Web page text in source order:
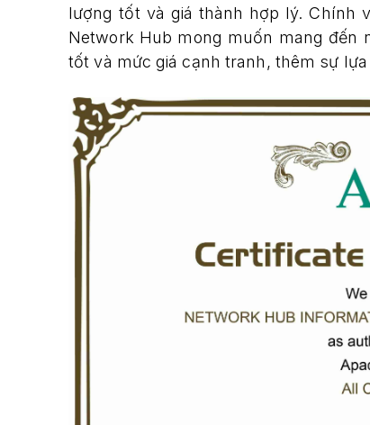
lượng tốt và giá thành hợp lý. Chính
Network Hub mong muốn mang đến
tốt và mức giá cạnh tranh, thêm sự